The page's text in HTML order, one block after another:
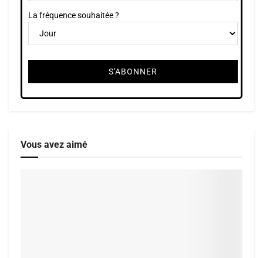
La fréquence souhaitée ?
Vous avez aimé